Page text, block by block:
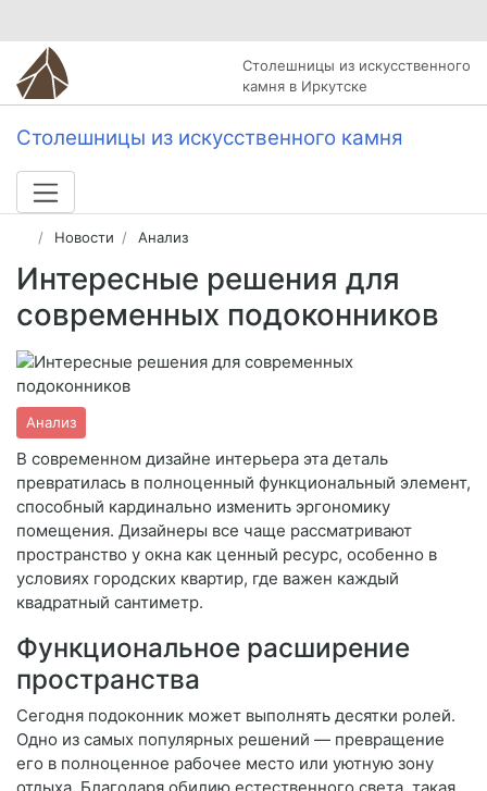
Столешницы из искусственного
камня в Иркутске
Столешницы из искусственного камня
Новости Анализ
Интересные решения для
современных подоконников
Анализ
В современном дизайне интерьера эта деталь
превратилась в полноценный функциональный элемент,
способный кардинально изменить эргономику
помещения. Дизайнеры все чаще рассматривают
пространство у окна как ценный ресурс, особенно в
условиях городских квартир, где важен каждый
квадратный сантиметр.
Функциональное расширение
пространства
Сегодня подоконник может выполнять десятки ролей.
Одно из самых популярных решений — превращение
его в полноценное рабочее место или уютную зону
отдыха. Благодаря обилию естественного света, такая